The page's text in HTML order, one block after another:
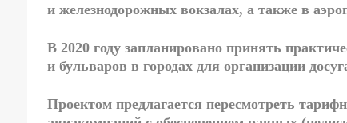
и железнодорожных вокзалах, а также в
В 2020 году запланировано принять
и бульваров в городах для организации
Проектом предлагается пересмотреть